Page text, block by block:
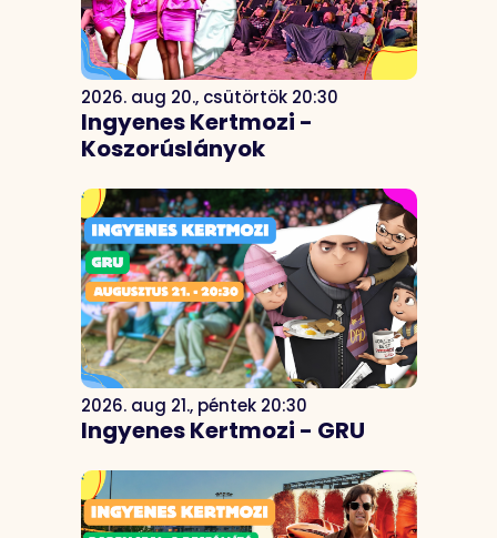
2026. aug 20., csütörtök 20:30
Ingyenes Kertmozi -
Koszorúslányok
2026. aug 21., péntek 20:30
Ingyenes Kertmozi - GRU